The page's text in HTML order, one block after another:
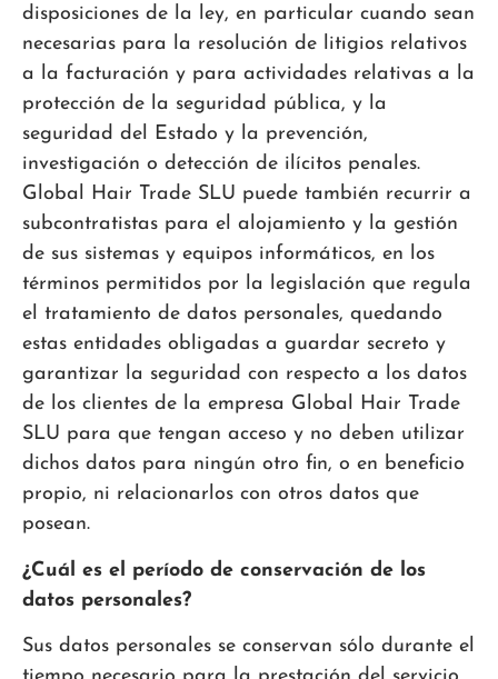
disposiciones de la ley, en particular cuando sean
necesarias para la resolución de litigios relativos
a la facturación y para actividades relativas a la
protección de la seguridad pública, y la
seguridad del Estado y la prevención,
investigación o detección de ilícitos penales.
Global Hair Trade SLU puede también recurrir a
subcontratistas para el alojamiento y la gestión
de sus sistemas y equipos informáticos, en los
términos permitidos por la legislación que regula
el tratamiento de datos personales, quedando
estas entidades obligadas a guardar secreto y
garantizar la seguridad con respecto a los datos
de los clientes de la empresa Global Hair Trade
SLU para que tengan acceso y no deben utilizar
dichos datos para ningún otro fin, o en beneficio
propio, ni relacionarlos con otros datos que
posean.
¿Cuál es el período de conservación de los
datos personales?
Sus datos personales se conservan sólo durante el